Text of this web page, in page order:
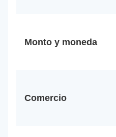
Monto y moneda
Comercio